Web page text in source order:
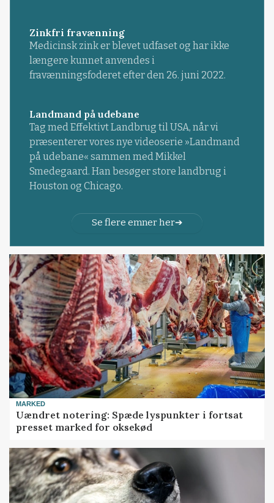
Zinkfri fravænning
Medicinsk zink er blevet udfaset og har ikke
længere kunnet anvendes i
fravænningsfoderet efter den 26. juni 2022.
Landmand på udebane
Tag med Effektivt Landbrug til USA, når vi
præsenterer vores nye videoserie »Landmand
på udebane« sammen med Mikkel
Smedegaard. Han besøger store landbrug i
Houston og Chicago.
Se flere emner her
MARKED
Uændret notering: Spæde lyspunkter i fortsat
presset marked for oksekød